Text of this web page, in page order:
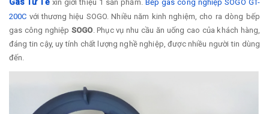
xin giới thiệu 1 sản phẩm. Bếp gas công nghiệp SOGO GT-
200C với thương hiệu SOGO. Nhiều năm kinh nghiệm, cho ra dòng bếp
gas công nghiệpSOGO . Phục vụ nhu cầu ăn uống cao của khách hàng,
đáng tin cậy, uy tính chất lượng nghề nghiệp, được nhiều người tin dùng
đến.